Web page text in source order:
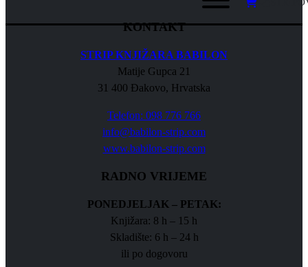
KONTAKT
STRIP KNJIŽARA BABILON
Matije Gupca 21
31 400 Đakovo, Hrvatska
Telefon: 098 776 766
info@babilon-strip.com
www.babilon-strip.com
RADNO VRIJEME
PONEDJELJAK – PETAK:
Knjižara: 8 h – 15 h
Skladište: 6 h – 24 h
ili po dogovoru